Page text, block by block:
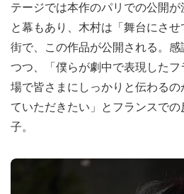
テージでは本作のパリでの公開
と幕もあり、木村は「舞台にさ
街で、この作品が公開される。
つつ、「僕らが劇中で表現した
場で皆さまにしっかりと伝わる
ていただきたい」とフランスで
子。